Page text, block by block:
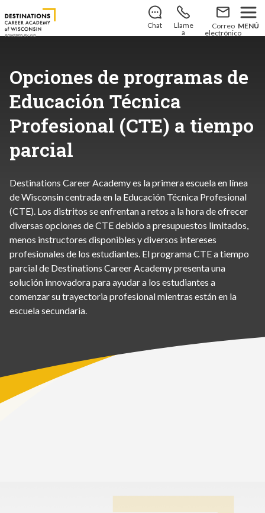
Reserva tu plaza
curso escolar 2026-2027!
Descubre cómo puedes matricularte hoy mismo.
Chat
Llame
a
Correo
electrónico
MENÚ
Opciones de programas de
Educación Técnica
Profesional (CTE) a tiempo
parcial
Destinations Career Academy es la primera escuela en línea
de Wisconsin centrada en la Educación Técnica Profesional
(CTE). Los distritos se enfrentan a retos a la hora de ofrecer
diversas opciones de CTE debido a presupuestos limitados,
menos instructores disponibles y diversos intereses
profesionales de los estudiantes. El programa CTE a tiempo
parcial de Destinations Career Academy presenta una
solución innovadora para ayudar a los estudiantes a
comenzar su trayectoria profesional mientras están en la
escuela secundaria.